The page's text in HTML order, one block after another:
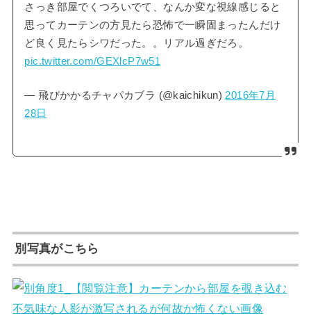
さっき部屋でくつろいでて、なんか変な視線感じると
思ってカーテンの方見たら恐怖で一瞬固まったんだけ
ど良く見たらシワだった。。リアル過ぎだろ。
pic.twitter.com/GEXlcP7w51
— 飛びかかるチャパカブラ (@kaichikun)2016年7月
28日
別写真がこちら